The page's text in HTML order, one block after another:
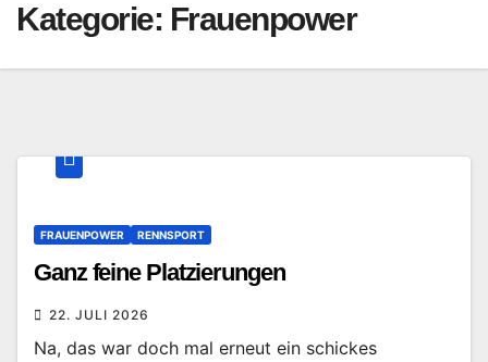
Kategorie: Frauenpower
FRAUENPOWER RENNSPORT
Ganz feine Platzierungen
22. JULI 2026
Na, das war doch mal erneut ein schickes